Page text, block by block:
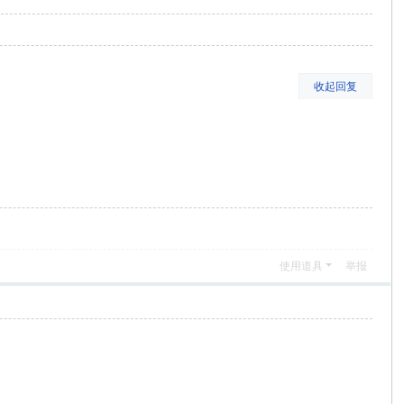
收起回复
使用道具 举报